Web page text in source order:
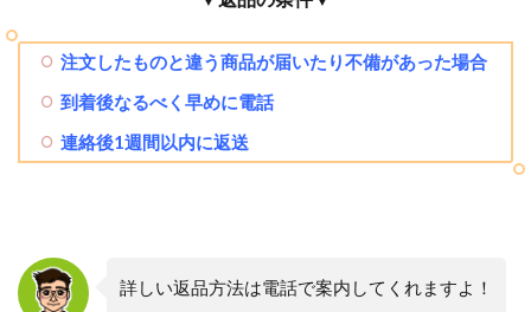
注文したものと違う商品が届いたり不備があった場合
到着後なるべく早めに電話
連絡後1週間以内に返送
詳しい返品方法は電話で案内してくれますよ！